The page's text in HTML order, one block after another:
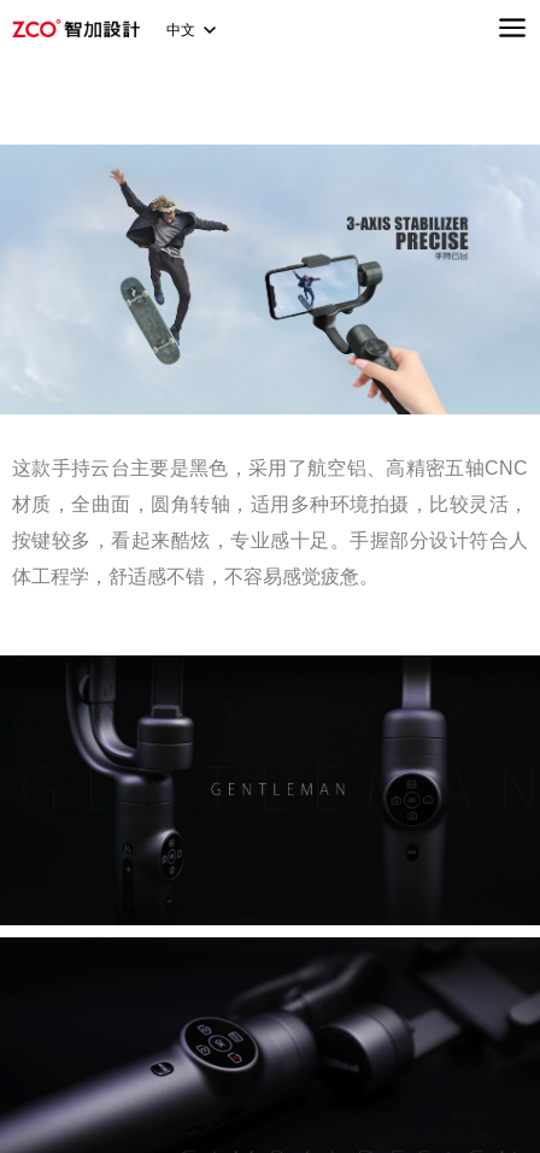
中文
这款手持云台主要是黑色，采用了航空铝、高精密五轴CNC
材质，全曲面，圆角转轴，适用多种环境拍摄，比较灵活，
按键较多，看起来酷炫，专业感十足。手握部分设计符合人
体工程学，舒适感不错，不容易感觉疲惫。